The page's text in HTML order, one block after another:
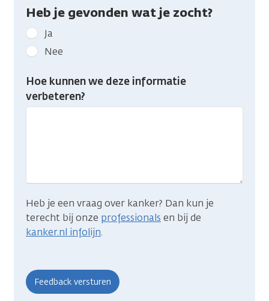
Heb je gevonden wat je zocht?
Geef
kanker.nl
feedback:
Heb
gevonden
Ja
Nee
Hoe kunnen we deze informatie
verbeteren?
Heb je een vraag over kanker? Dan kun je
terecht bij onze professionals en bij de
kanker.nl infolijn.